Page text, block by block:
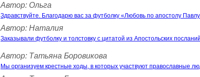
Автор: Ольга
Здравствуйте. Благодарю вас за футболку «Любовь по апостолу
Автор: Наталия
Заказывали футболку и толстовку с цитатой из Апостольских
Автор: Татьяна Боровикова
Мы организуем крестные ходы, в которых участвуют православные